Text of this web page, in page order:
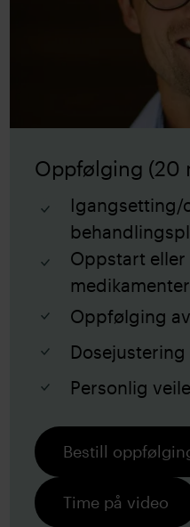
Oppfølging (20
Igangsetting/
Oppstart
medikamenter
Oppfølging
Dosejustering
Personlig
Bestill
Time på video